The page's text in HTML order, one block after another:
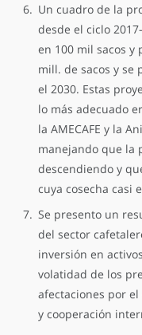
Un cuadro de la
desde el ciclo
en 100 mil sacos y
mill. de sacos y se
el 2030. Estas
lo más adecuado
la AMECAFE y la
manejando que la
descendiendo y
cuya cosecha casi
Se presento un
del sector
inversión en
volatidad de los
afectaciones por
y cooperación